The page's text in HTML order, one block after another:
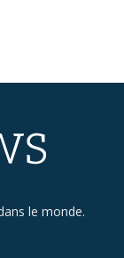
le monde.